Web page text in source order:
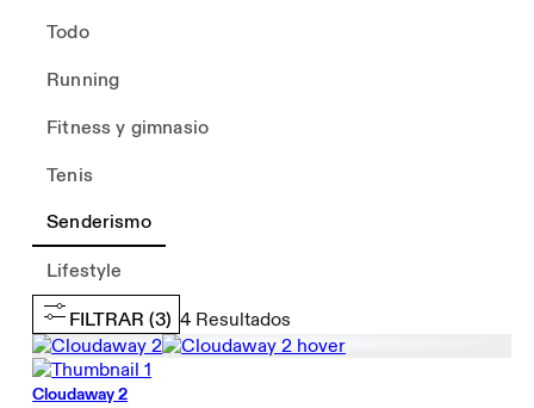
Todo
Running
Fitness y gimnasio
Tenis
Senderismo
Lifestyle
FILTRAR (3) 4 Resultados
Cloudaway 2